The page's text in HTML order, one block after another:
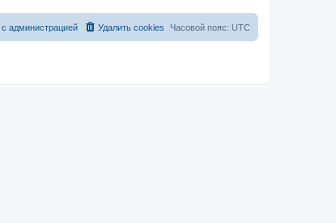
Часовой пояс: UTC
Удалить cookies
администрацией